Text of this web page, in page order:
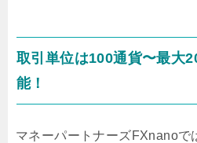
取引単位は100通貨〜最大
能！
マネーパートナーズFXnanoで